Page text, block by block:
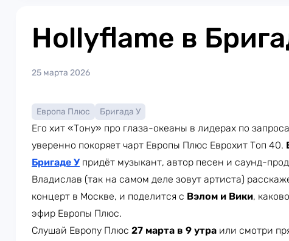
Hollyflame в
25 марта 2026
Европа Плюс Бригада У
Его хит «Тону» про глаза-океаны в лидерах по
уверенно покоряет чарт Европы Плюс Еврохит Топ 40.
Бригаде У придёт музыкант, автор песен и саунд-
Владислав (так на самом деле зовут артиста)
концерт в Москве, и поделится с Вэлом и Вики,
эфир Европы Плюс.
Слушай Европу Плюс 27 марта в 9 утра или смотри